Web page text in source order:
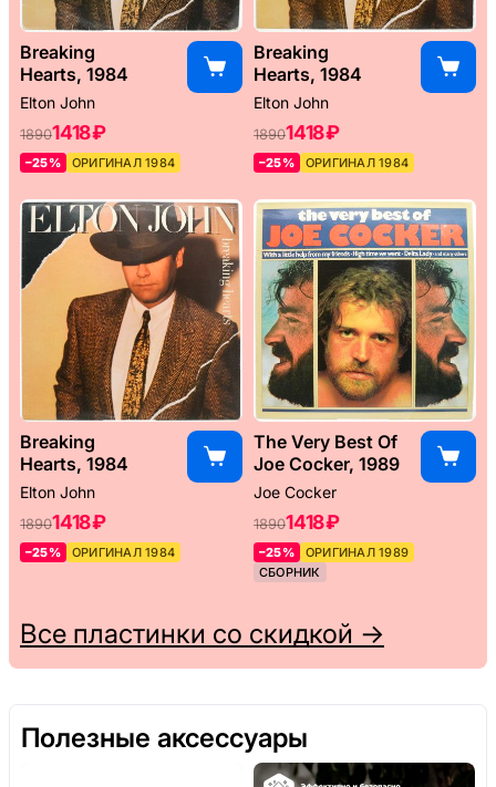
Breaking
Hearts, 1984
Elton John
18901418 ₽
–25% ОРИГИНАЛ 1984
Breaking
Hearts, 1984
Elton John
18901418 ₽
–25% ОРИГИНАЛ 1984
Breaking
Hearts, 1984
Elton John
18901418 ₽
–25% ОРИГИНАЛ 1984
The Very Best Of
Joe Cocker, 1989
Joe Cocker
18901418 ₽
–25%
ОРИГИНАЛ 1989
СБОРНИК
Все пластинки со скидкой →
Полезные аксессуары